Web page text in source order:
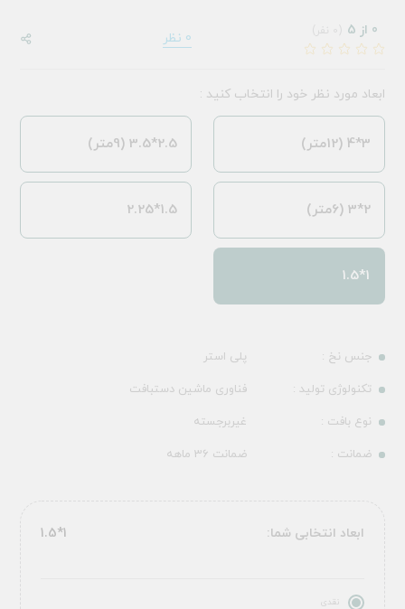
0 از 5 0 نظر
جنس نخ :
پلی استر
تکنولوژی تولید :
فناوری ماشین دستبافت
نوع بافت :
غیربرجسته
ضمانت :
ضمانت 36 ماهه
ابعاد مورد نظر خود را انتخاب کنید :
3*4 (12متر) 2.5*3.5 (9متر)
2*3 (6متر) 1.5*2.25
1*1.5
ابعاد انتخابی شما: 1*1.5
نقدی